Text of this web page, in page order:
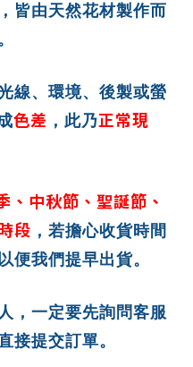
皆由天然花材製作而
線、環境、後製或螢
色差 ，此乃正常現
、中秋節、聖誕節、
段 ，若擔心收貨時間
便我們提早出貨。
，一定要先詢問客服
接提交訂單。